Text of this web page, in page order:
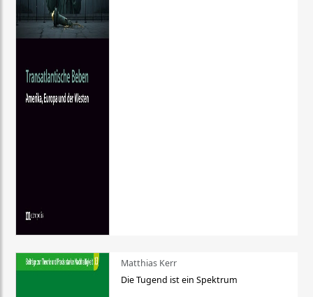
Matthias Kerr
Die Tugend ist ein Spektrum